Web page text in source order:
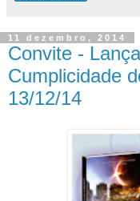
11 dezembro, 2014
Convite -
Cumplicidade
13/12/14